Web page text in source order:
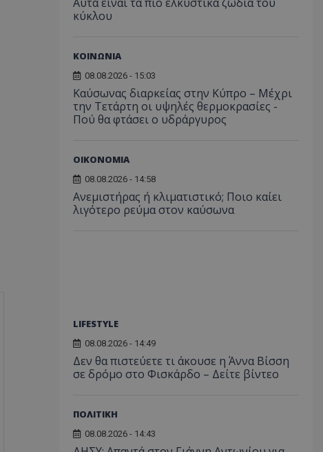
κύκλου
ΚΟΙΝΩΝΙΑ
08.08.2026 - 15:03
Καύσωνας διαρκείας στην Κύπρο – Μέχρι
την Τετάρτη οι υψηλές θερμοκρασίες -
Πού θα φτάσει ο υδράργυρος
ΟΙΚΟΝΟΜΙΑ
08.08.2026 - 14:58
Ανεμιστήρας ή κλιματιστικό; Ποιο καίει
λιγότερο ρεύμα στον καύσωνα
LIFESTYLE
08.08.2026 - 14:49
Δεν θα πιστεύετε τι άκουσε η Άννα Βίσση
σε δρόμο στο Φισκάρδο – Δείτε βίντεο
ΠΟΛΙΤΙΚΗ
08.08.2026 - 14:43